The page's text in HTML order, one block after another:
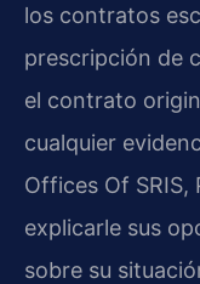
los contratos
prescripción de
el contrato
cualquier
Offices Of SRIS,
explicarle sus
sobre su